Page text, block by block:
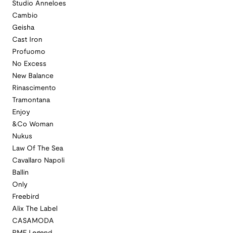
Studio Anneloes
Cambio
Geisha
Cast Iron
Profuomo
No Excess
New Balance
Rinascimento
Tramontana
Enjoy
&Co Woman
Nukus
Law Of The Sea
Cavallaro Napoli
Ballin
Only
Freebird
Alix The Label
CASAMODA